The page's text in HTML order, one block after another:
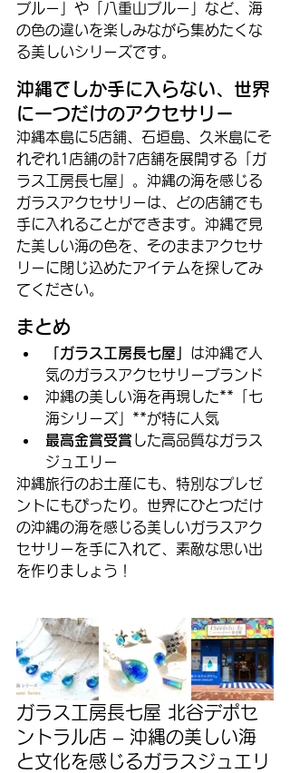
ブルー」や「八重山ブルー」など、海
の色の違いを楽しみながら集めたくな
る美しいシリーズです。
沖縄でしか手に入らない、世界
に一つだけのアクセサリー
沖縄本島に5店舗、石垣島、久米島にそ
れぞれ1店舗の計7店舗を展開する「ガ
ラス工房長七屋」。沖縄の海を感じる
ガラスアクセサリーは、どの店舗でも
手に入れることができます。沖縄で見
た美しい海の色を、そのままアクセサ
リーに閉じ込めたアイテムを探してみ
てください。
まとめ
「ガラス工房長七屋」 は沖縄で人
気のガラスアクセサリーブランド
沖縄の美しい海を再現した**「七
海シリーズ」**が特に人気
最高金賞受賞 した高品質なガラス
ジュエリー
沖縄旅行のお土産にも、特別なプレゼ
ントにもぴったり。世界にひとつだけ
の沖縄の海を感じる美しいガラスアク
セサリーを手に入れて、素敵な思い出
を作りましょう！
ガラス工房長七屋 北谷デポセ
ントラル店 – 沖縄の美しい海
と文化を感じるガラスジュエリ